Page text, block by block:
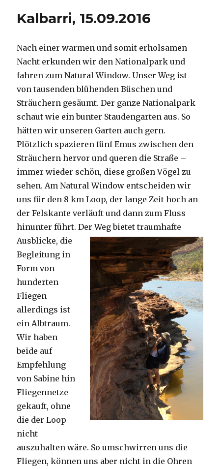
Kalbarri, 15.09.2016
Nach einer warmen und somit erholsamen
Nacht erkunden wir den Nationalpark und
fahren zum Natural Window. Unser Weg ist
von tausenden blühenden Büschen und
Sträuchern gesäumt. Der ganze Nationalpark
schaut wie ein bunter Staudengarten aus. So
hätten wir unseren Garten auch gern.
Plötzlich spazieren fünf Emus zwischen den
Sträuchern hervor und queren die Straße –
immer wieder schön, diese großen Vögel zu
sehen. Am Natural Window entscheiden wir
uns für den 8 km Loop, der lange Zeit hoch an
der Felskante verläuft und dann zum Fluss
hinunter führt. Der Weg bietet traumhafte
Ausblicke, die
Begleitung in
Form von
hunderten
Fliegen
allerdings ist
ein Albtraum.
Wir haben
beide auf
Empfehlung
von Sabine hin
Fliegennetze
gekauft, ohne
die der Loop
nicht
auszuhalten wäre. So umschwirren uns die
Fliegen, können uns aber nicht in die Ohren